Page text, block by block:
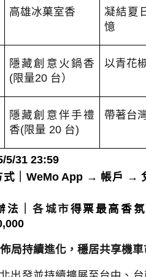
高雄冰菓室香
凝結夏
憶
隱藏創意火鍋香
(限量20 台）
以青花
隱藏創意伴手禮
香(限量 20 台)
帶著台
5/31 23:59
｜ WeMo App → 帳戶 →
法｜ 各城市得票最高香
局持續進化，穩居共享機車